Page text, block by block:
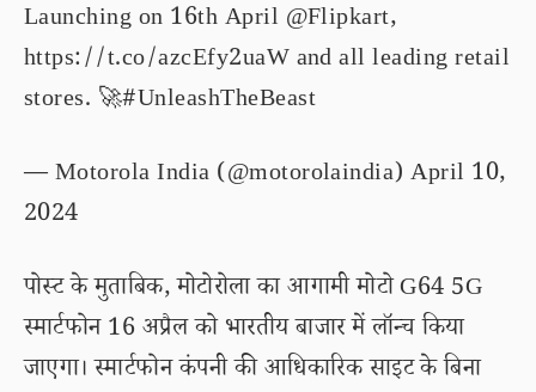
Launching on 16th April @Flipkart,
https://t.co/azcEfy2uaWand all leading retail
stores. 🚀#UnleashTheBeast
— Motorola India (@motorolaindia)April 10,
2024
पोस्ट के मुताबिक, मोटोरोला का आगामी मोटो G64 5G
स्मार्टफोन 16 अप्रैल को भारतीय बाजार में लॉन्च किया
जाएगा। स्मार्टफोन कंपनी की आधिकारिक साइट के बिना